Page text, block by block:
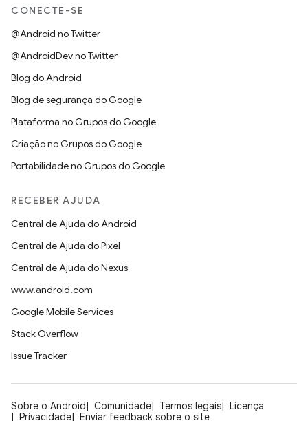
CONECTE-SE
@Android no Twitter
@AndroidDev no Twitter
Blog do Android
Blog de segurança do Google
Plataforma no Grupos do Google
Criação no Grupos do Google
Portabilidade no Grupos do Google
RECEBER AJUDA
Central de Ajuda do Android
Central de Ajuda do Pixel
Central de Ajuda do Nexus
www.android.com
Google Mobile Services
Stack Overflow
Issue Tracker
Sobre o Android Comunidade Termos legais
Licença
Privacidade
Enviar feedback sobre o site